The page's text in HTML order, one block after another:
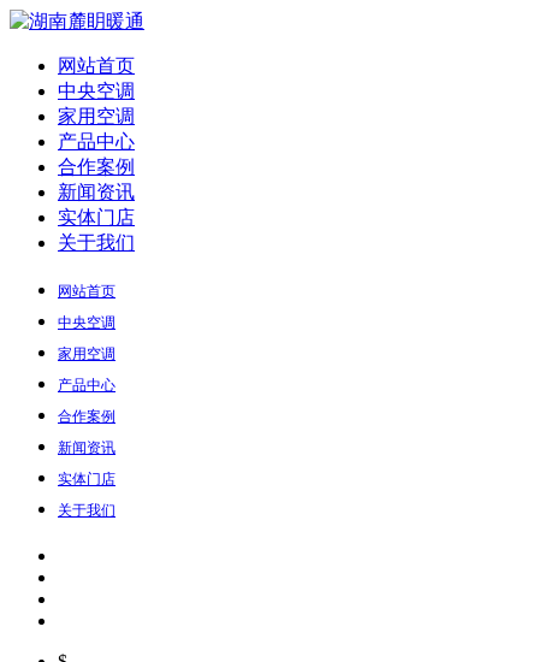
网站首页
中央空调
家用空调
产品中心
合作案例
新闻资讯
实体门店
关于我们
网站首页
中央空调
家用空调
产品中心
合作案例
新闻资讯
实体门店
关于我们